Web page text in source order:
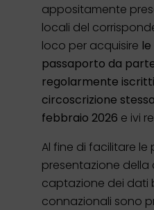
appositamente
locali del
loco per acquisire
passaporto da
regolarmente iscritti
circoscrizione
febbraio 2026 e ivi
Al fine di facilitare
presentazione
captazione dei dati
connazionali sono